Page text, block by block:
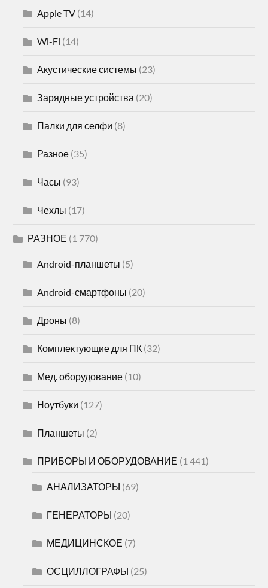
Apple TV (14)
Wi-Fi (14)
Акустические системы (23)
Зарядные устройства (20)
Палки для селфи (8)
Разное (35)
Часы (93)
Чехлы (17)
РАЗНОЕ (1 770)
Android-планшеты (5)
Android-смартфоны (20)
Дроны (8)
Комплектующие для ПК (32)
Мед. оборудование (10)
Ноутбуки (127)
Планшеты (2)
ПРИБОРЫ И ОБОРУДОВАНИЕ (1 441)
АНАЛИЗАТОРЫ (69)
ГЕНЕРАТОРЫ (20)
МЕДИЦИНСКОЕ (7)
ОСЦИЛЛОГРАФЫ (25)